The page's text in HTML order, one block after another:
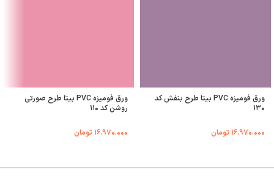
ورق فومیزه PVC بیتا طرح بنفش کد
۱۳۰
۱۶.۹۷۰.۰۰۰ تومان
ورق فومیزه PVC بیتا طرح صورتی
روشن کد ۱۱۰
۱۶.۹۷۰.۰۰۰ تومان